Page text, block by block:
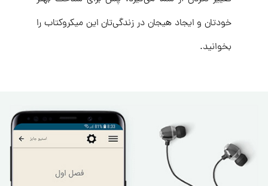
خودتان و ایجاد هیجان در زندگی‌تان این میکروکتاب را
بخوانید.